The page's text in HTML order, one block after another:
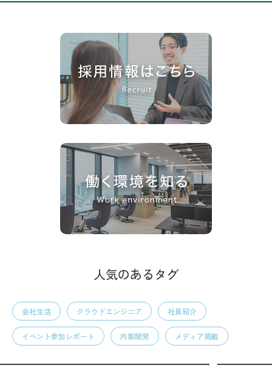
人気のあるタグ
会社生活 クラウドエンジニア 社員紹介
イベント参加レポート 内製開発 メディア掲載